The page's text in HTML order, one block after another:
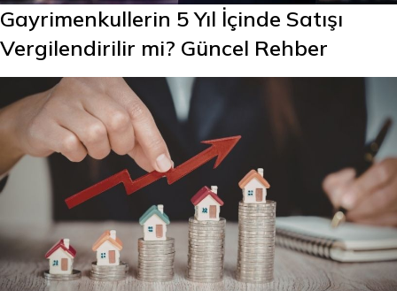
Gayrimenkullerin 5 Yıl İçinde Satışı
Vergilendirilir mi? Güncel Rehber